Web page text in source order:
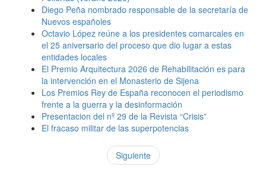
Diego Peña nombrado responsable de la secretaría de
Nuevos españoles
Octavio López reúne a los presidentes comarcales en
el 25 aniversario del proceso que dio lugar a estas
entidades locales
El Premio Arquitectura 2026 de Rehabilitación es para
la intervención en el Monasterio de Sijena
Los Premios Rey de España reconocen el periodismo
frente a la guerra y la desinformación
Presentacion del nº 29 de la Revista “Crisis”
El fracaso militar de las superpotencias
Siguiente